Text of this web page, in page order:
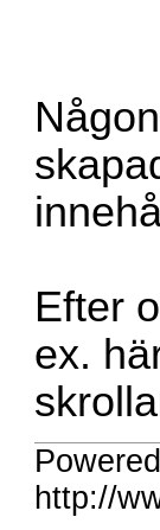
Efter
ex.
http://